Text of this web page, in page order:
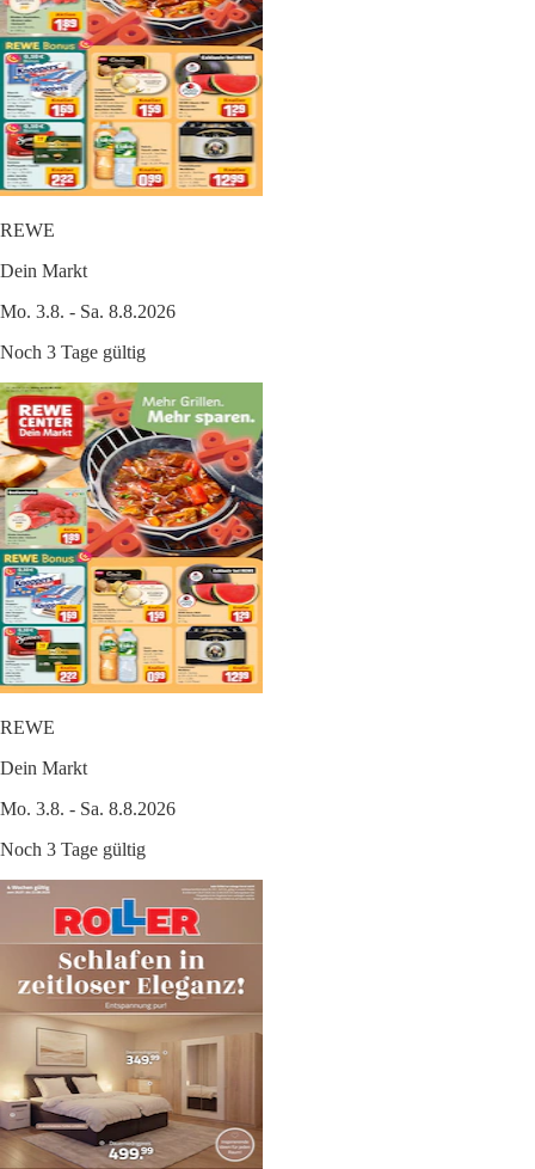
REWE
Dein Markt
Mo. 3.8. - Sa. 8.8.2026
Noch 3 Tage gültig
REWE
Dein Markt
Mo. 3.8. - Sa. 8.8.2026
Noch 3 Tage gültig